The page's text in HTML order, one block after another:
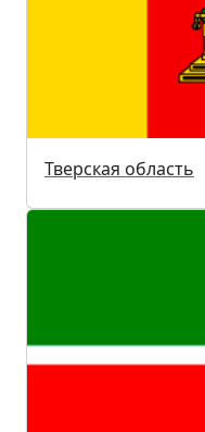
Тверская область